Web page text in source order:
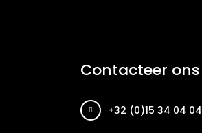
Contacteer ons
+32 (0)15 34 04 04